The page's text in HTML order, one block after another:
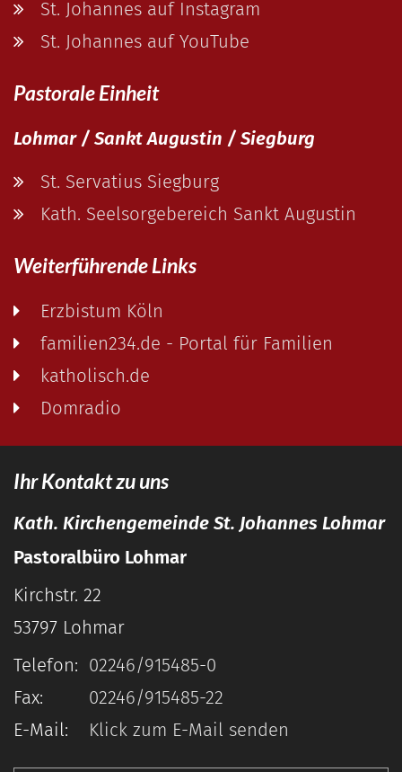
St. Johannes auf Instagram
St. Johannes auf YouTube
Pastorale Einheit
Lohmar / Sankt Augustin / Siegburg
St. Servatius Siegburg
Kath. Seelsorgebereich Sankt Augustin
Weiterführende Links
Erzbistum Köln
familien234.de - Portal für Familien
katholisch.de
Domradio
Ihr Kontakt zu uns
Kath. Kirchengemeinde St. Johannes Lohmar
Pastoralbüro Lohmar
Kirchstr. 22
53797 Lohmar
Telefon: 02246/915485-0
Fax:
02246/915485-22
E-Mail:
Klick zum E-Mail senden